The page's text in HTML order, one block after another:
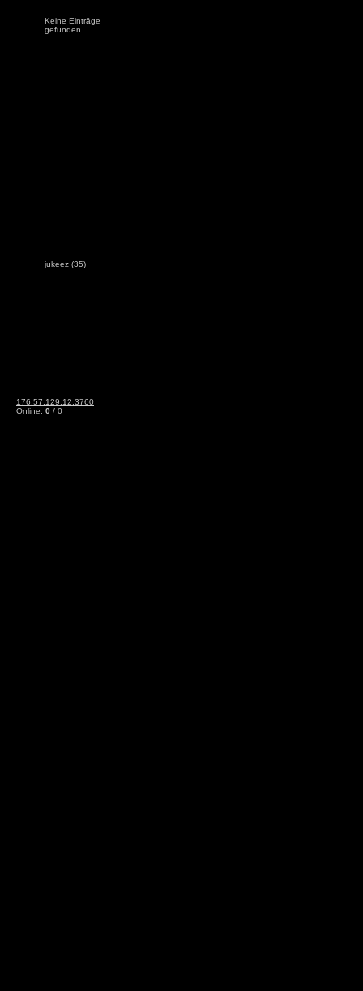
Keine Einträge
gefunden.
jukeez (35)
176.57.129.12:3760
Online: 0 / 0